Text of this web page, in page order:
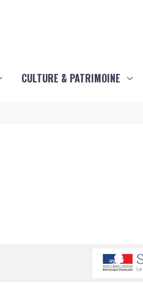
CULTURE & PATRIMOINE